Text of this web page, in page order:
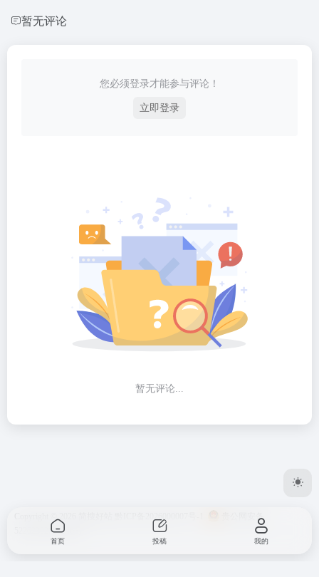
暂无评论
您必须登录才能参与评论！
立即登录
暂无评论...
贵公网安备
52262302000146号
首页 投稿 我的